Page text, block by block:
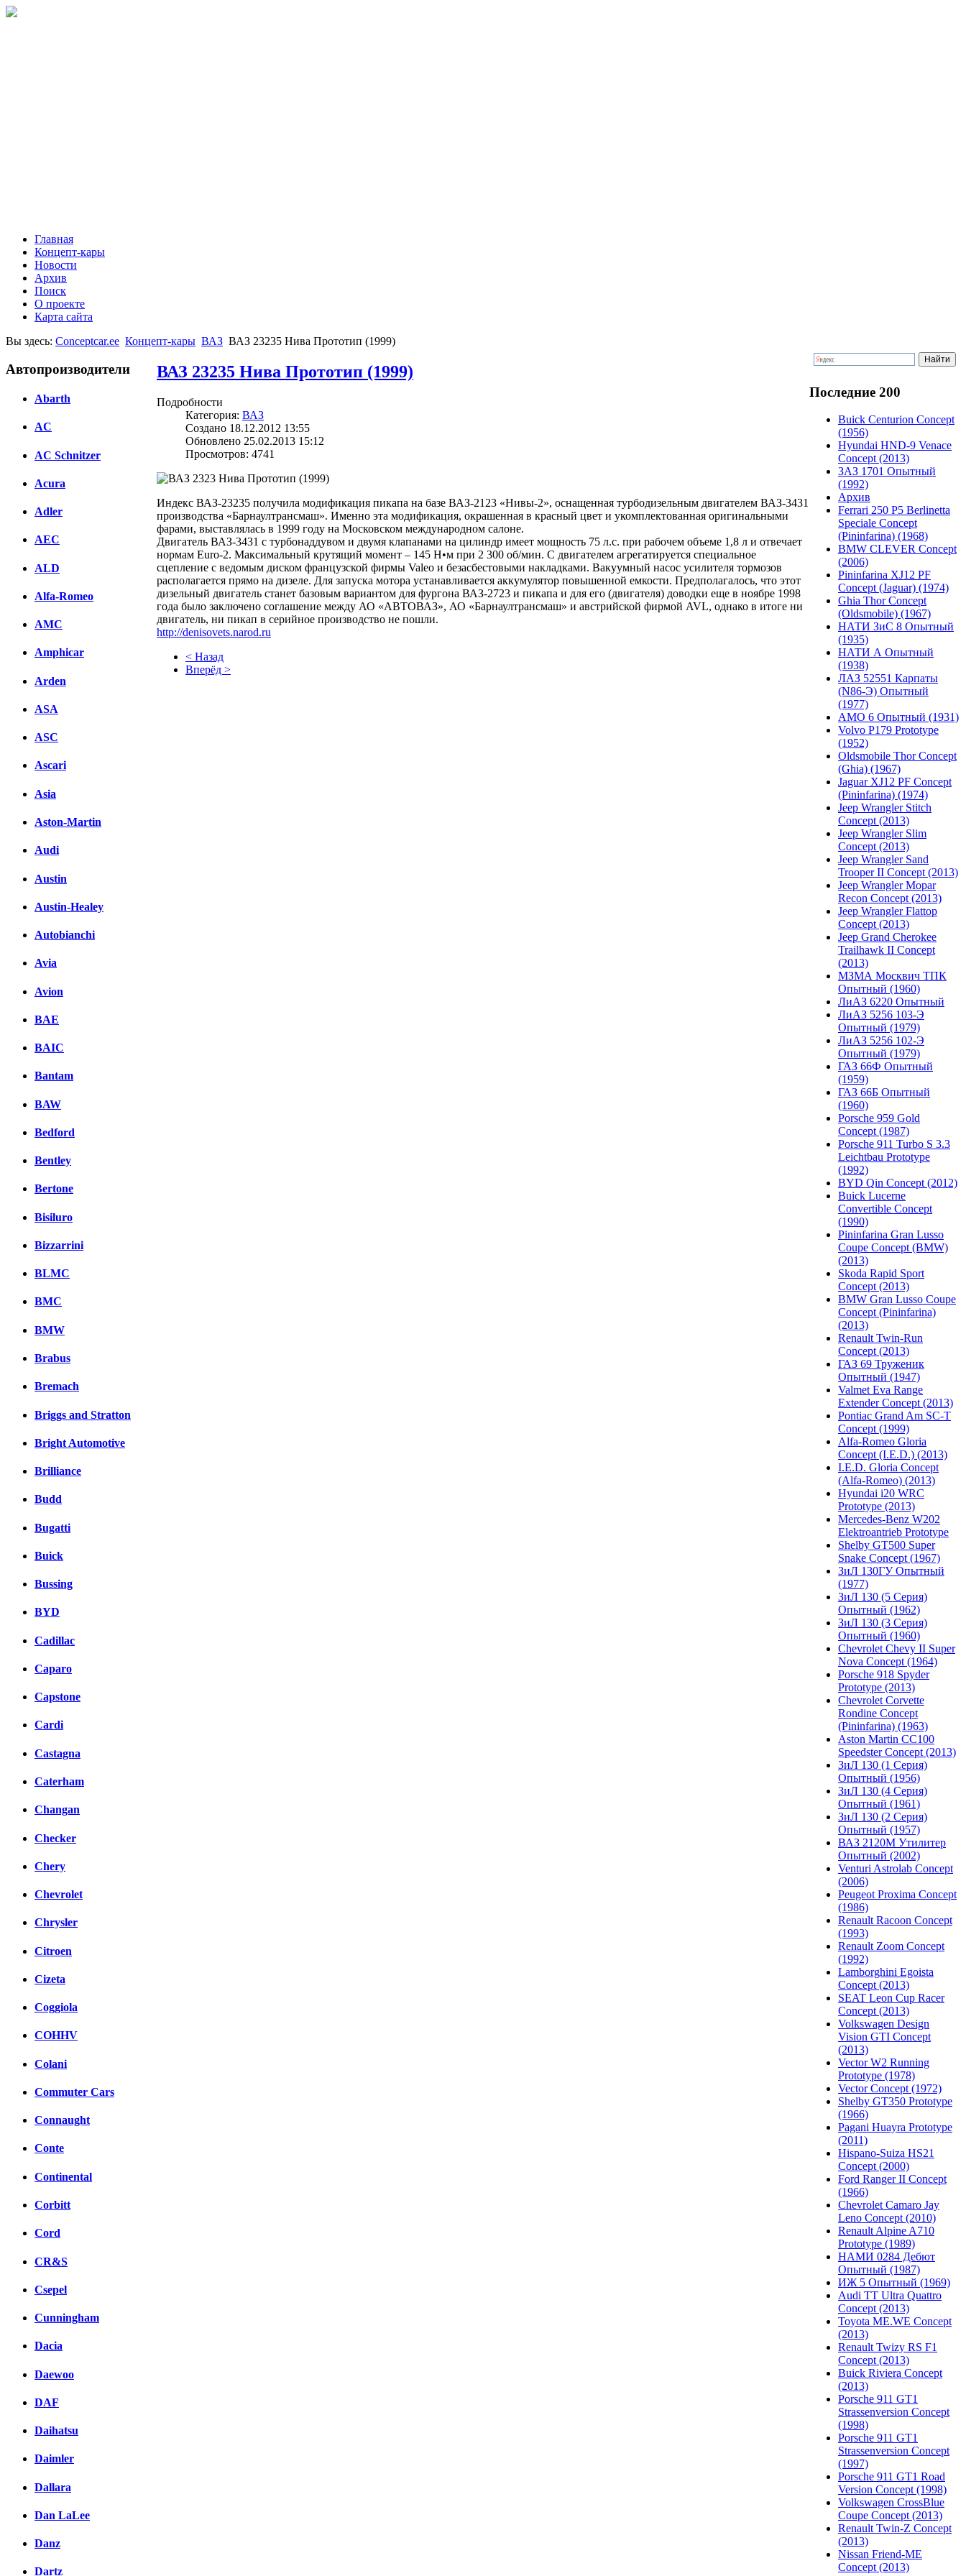
Главная
Концепт-кары
Новости
Архив
Поиск
О проекте
Карта сайта
Вы здесь: Conceptcar.ee Концепт-кары ВАЗ ВАЗ 23235 Нива Прототип (1999)
Автопроизводители
Abarth
AC
AC Schnitzer
Acura
Adler
AEC
ALD
Alfa-Romeo
AMC
Amphicar
Arden
ASA
ASC
Ascari
Asia
Aston-Martin
Audi
Austin
Austin-Healey
Autobianchi
Avia
Avion
BAE
BAIC
Bantam
BAW
Bedford
Bentley
Bertone
Bisiluro
Bizzarrini
BLMC
BMC
BMW
Brabus
Bremach
Briggs and Stratton
Bright Automotive
Brilliance
Budd
Bugatti
Buick
Bussing
BYD
Cadillac
Caparo
Capstone
Cardi
Castagna
Caterham
Changan
Checker
Chery
Chevrolet
Chrysler
Citroen
Cizeta
Coggiola
COHHV
Colani
Commuter Cars
Connaught
Conte
Continental
Corbitt
Cord
CR&S
Csepel
Cunningham
Dacia
Daewoo
DAF
Daihatsu
Daimler
Dallara
Dan LaLee
Danz
Dartz
ВАЗ 23235 Нива Прототип (1999)
Подробности
Категория: ВАЗ
Создано 18.12.2012 13:55
Обновлено 25.02.2013 15:12
Просмотров: 4741
Индекс ВАЗ-23235 получила модификация пикапа на базе ВАЗ-2123 «Нивы-2», оснащенная турбодизельным двигателем ВАЗ-3431
производства «Барнаултрансмаш». Именно эта модификация, окрашенная в красный цвет и укомплектованная оригинальными
фарами, выставлялась в 1999 году на Московском международном салоне.
Двигатель ВАЗ-3431 с турбонаддувом и двумя клапанами на цилиндр имеет мощность 75 л.с. при рабочем объеме 1,8 л и отвечает
нормам Euro-2. Максимальный крутящий момент – 145 Н•м при 2 300 об/мин. С двигателем агрегатируется специальное
сцепление с ведомым диском французской фирмы Valeo и безасбестовыми накладками. Вакуумный насос усилителя тормозов
располагается прямо на дизеле. Для запуска мотора устанавливается аккумулятор повышенной емкости. Предполагалось, что этот
дизельный двигатель станет базовым вариантом для фургона ВАЗ-2723 и пикапа и для его (двигателя) доводки еще в ноябре 1998
года было заключено соглашение между АО «АВТОВАЗ», АО «Барнаултрансмаш» и австрийской фирмой AVL, однако в итоге ни
двигатель, ни пикап в серийное производство не пошли.
http://denisovets.narod.ru
< Назад
Вперёд >
Последние 200
Buick Centurion Concept
(1956)
Hyundai HND-9 Venace
Concept (2013)
ЗАЗ 1701 Опытный
(1992)
Архив
Ferrari 250 P5 Berlinetta
Speciale Concept
(Pininfarina) (1968)
BMW CLEVER Concept
(2006)
Pininfarina XJ12 PF
Concept (Jaguar) (1974)
Ghia Thor Concept
(Oldsmobile) (1967)
НАТИ ЗиС 8 Опытный
(1935)
НАТИ А Опытный
(1938)
ЛАЗ 52551 Карпаты
(N86-Э) Опытный
(1977)
АМО 6 Опытный (1931)
Volvo P179 Prototype
(1952)
Oldsmobile Thor Concept
(Ghia) (1967)
Jaguar XJ12 PF Concept
(Pininfarina) (1974)
Jeep Wrangler Stitch
Concept (2013)
Jeep Wrangler Slim
Concept (2013)
Jeep Wrangler Sand
Trooper II Concept (2013)
Jeep Wrangler Mopar
Recon Concept (2013)
Jeep Wrangler Flattop
Concept (2013)
Jeep Grand Cherokee
Trailhawk II Concept
(2013)
МЗМА Москвич ТПК
Опытный (1960)
ЛиАЗ 6220 Опытный
ЛиАЗ 5256 103-Э
Опытный (1979)
ЛиАЗ 5256 102-Э
Опытный (1979)
ГАЗ 66Ф Опытный
(1959)
ГАЗ 66Б Опытный
(1960)
Porsche 959 Gold
Concept (1987)
Porsche 911 Turbo S 3.3
Leichtbau Prototype
(1992)
BYD Qin Concept (2012)
Buick Lucerne
Convertible Concept
(1990)
Pininfarina Gran Lusso
Coupe Concept (BMW)
(2013)
Skoda Rapid Sport
Concept (2013)
BMW Gran Lusso Coupe
Concept (Pininfarina)
(2013)
Renault Twin-Run
Concept (2013)
ГАЗ 69 Труженик
Опытный (1947)
Valmet Eva Range
Extender Concept (2013)
Pontiac Grand Am SC-T
Concept (1999)
Alfa-Romeo Gloria
Concept (I.E.D.) (2013)
I.E.D. Gloria Concept
(Alfa-Romeo) (2013)
Hyundai i20 WRC
Prototype (2013)
Mercedes-Benz W202
Elektroantrieb Prototype
Shelby GT500 Super
Snake Concept (1967)
ЗиЛ 130ГУ Опытный
(1977)
ЗиЛ 130 (5 Серия)
Опытный (1962)
ЗиЛ 130 (3 Серия)
Опытный (1960)
Chevrolet Chevy II Super
Nova Concept (1964)
Porsche 918 Spyder
Prototype (2013)
Chevrolet Corvette
Rondine Concept
(Pininfarina) (1963)
Aston Martin CC100
Speedster Concept (2013)
ЗиЛ 130 (1 Серия)
Опытный (1956)
ЗиЛ 130 (4 Серия)
Опытный (1961)
ЗиЛ 130 (2 Серия)
Опытный (1957)
ВАЗ 2120М Утилитер
Опытный (2002)
Venturi Astrolab Concept
(2006)
Peugeot Proxima Concept
(1986)
Renault Racoon Concept
(1993)
Renault Zoom Concept
(1992)
Lamborghini Egoista
Concept (2013)
SEAT Leon Cup Racer
Concept (2013)
Volkswagen Design
Vision GTI Concept
(2013)
Vector W2 Running
Prototype (1978)
Vector Concept (1972)
Shelby GT350 Prototype
(1966)
Pagani Huayra Prototype
(2011)
Hispano-Suiza HS21
Concept (2000)
Ford Ranger II Concept
(1966)
Chevrolet Camaro Jay
Leno Concept (2010)
Renault Alpine A710
Prototype (1989)
НАМИ 0284 Дебют
Опытный (1987)
ИЖ 5 Опытный (1969)
Audi TT Ultra Quattro
Concept (2013)
Toyota ME.WE Concept
(2013)
Renault Twizy RS F1
Concept (2013)
Buick Riviera Concept
(2013)
Porsche 911 GT1
Strassenversion Concept
(1998)
Porsche 911 GT1
Strassenversion Concept
(1997)
Porsche 911 GT1 Road
Version Concept (1998)
Volkswagen CrossBlue
Coupe Concept (2013)
Renault Twin-Z Concept
(2013)
Nissan Friend-ME
Concept (2013)